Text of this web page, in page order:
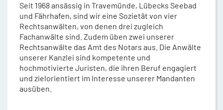
Seit 1968 ansässig in Travemünde, Lübecks Seebad
und Fährhafen, sind wir eine Sozietät von vier
Rechtsanwälten, von denen drei zugleich
Fachanwälte sind. Zudem üben zwei unserer
Rechtsanwälte das Amt des Notars aus. Die Anwälte
unserer Kanzlei sind kompetente und
hochmotivierte Juristen, die ihren Beruf engagiert
und zielorientiert im Interesse unserer Mandanten
ausüben.